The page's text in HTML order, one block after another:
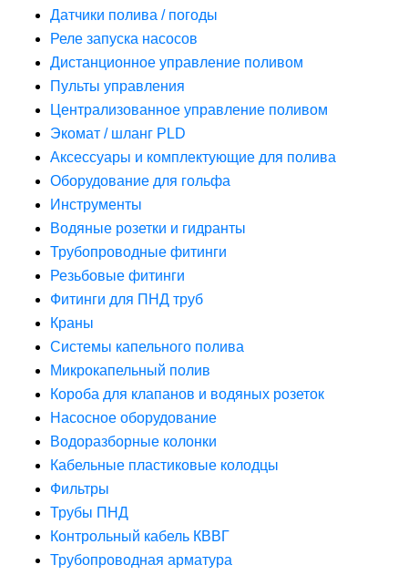
Датчики полива / погоды
Реле запуска насосов
Дистанционное управление поливом
Пульты управления
Централизованное управление поливом
Экомат / шланг PLD
Аксессуары и комплектующие для полива
Оборудование для гольфа
Инструменты
Водяные розетки и гидранты
Трубопроводные фитинги
Резьбовые фитинги
Фитинги для ПНД труб
Краны
Системы капельного полива
Микрокапельный полив
Короба для клапанов и водяных розеток
Насосное оборудование
Водоразборные колонки
Кабельные пластиковые колодцы
Фильтры
Трубы ПНД
Контрольный кабель КВВГ
Трубопроводная арматура